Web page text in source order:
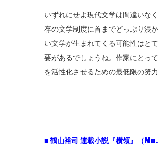
いずれにせよ現代文学は間違いな
存の文学制度に首までどっぷり浸
い文学が生まれてくる可能性はと
要があるでしょうね。作家にとっ
を活性化させるための最低限の努力
■鶴山裕司 連載小説『横領』（